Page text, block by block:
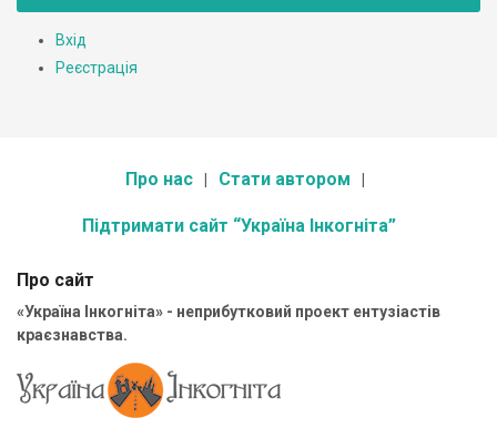
Вхід
Реєстрація
Про нас Стати автором
Підтримати сайт “Україна Інкогніта”
Про сайт
«Україна Інкогніта» - неприбутковий проект ентузіастів
краєзнавства.